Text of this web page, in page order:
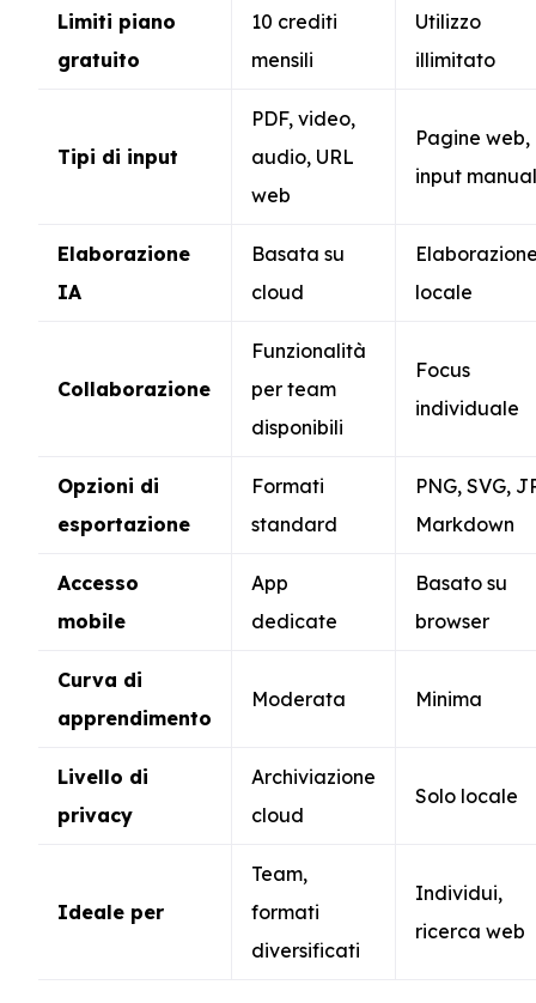
Limiti piano
gratuito
10 crediti
mensili
Utilizzo
illimitato
Tipi di input
PDF, video,
audio, URL
web
Pagine web,
input
Elaborazione
IA
Basata su
cloud
locale
Collaborazione
Funzionalità
per team
disponibili
Focus
individuale
Opzioni di
esportazione
Formati
standard
PNG, SVG,
Markdown
Accesso
mobile
App
dedicate
Basato su
browser
Curva di
apprendimento
Moderata Minima
Livello di
privacy
Archiviazione
cloud
Solo locale
Ideale per
Team,
formati
diversificati
Individui,
ricerca web